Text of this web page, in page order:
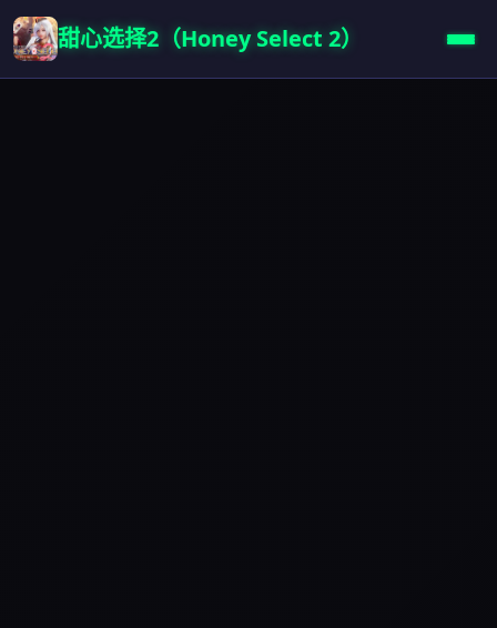
甜心选择2（Honey Select 2）